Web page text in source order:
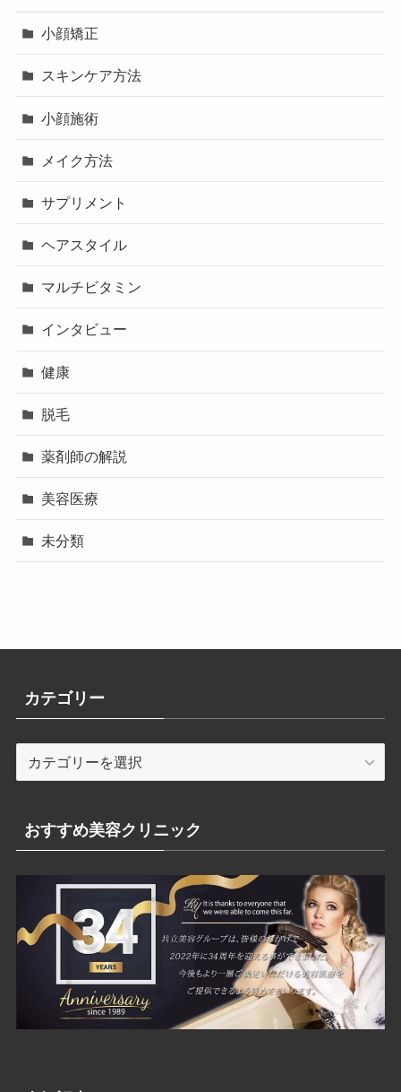
小顔矯正
スキンケア方法
小顔施術
メイク方法
サプリメント
ヘアスタイル
マルチビタミン
インタビュー
健康
脱毛
薬剤師の解説
美容医療
未分類
カテゴリー
テ
リ
ー
おすすめ美容クリニック